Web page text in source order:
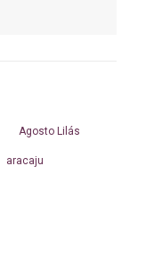
Agosto Lilás
aracaju